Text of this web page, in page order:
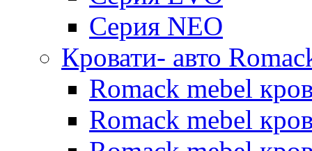
Серия NEO
Кровати- авто
Romack mebel
Romack mebel